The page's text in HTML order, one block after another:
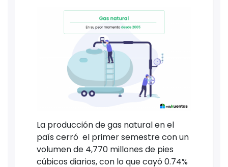
La producción de gas natural en el
país cerró el primer semestre con un
volumen de 4,770 millones de pies
cúbicos diarios, con lo que cayó 0.74%